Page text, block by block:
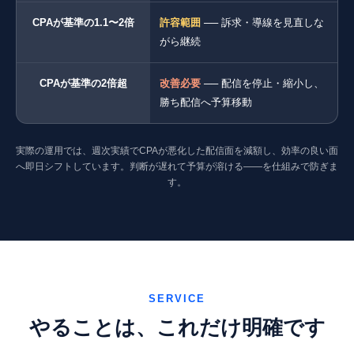
CPAが基準の1.1〜2倍 許容範囲 ── 訴求・導線を見直しな
がら継続
CPAが基準の2倍超 改善必要 ── 配信を停止・縮小し、
勝ち配信へ予算移動
実際の運用では、週次実績でCPAが悪化した配信面を減額し、効率の良い面
へ即日シフトしています。判断が遅れて予算が溶ける——を仕組みで防ぎま
す。
SERVICE
やることは、これだけ明確です